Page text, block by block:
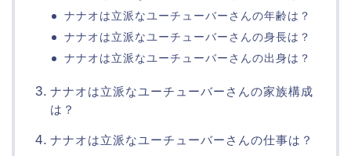
ナナオは立派なユーチューバーさんの年齢は？
ナナオは立派なユーチューバーさんの身長は？
ナナオは立派なユーチューバーさんの出身は？
ナナオは立派なユーチューバーさんの家族構成
は？
ナナオは立派なユーチューバーさんの仕事は？